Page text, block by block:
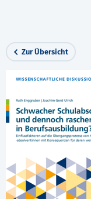
Zur Übersicht